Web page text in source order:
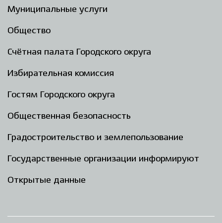
Муниципальные услуги
Общество
Счётная палата Городского округа
Избирательная комиссия
Гостям Городского округа
Общественная безопасность
Градостроительство и землепользование
Государственные организации информируют
Открытые данные